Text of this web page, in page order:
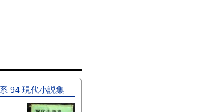
94 現代小説集